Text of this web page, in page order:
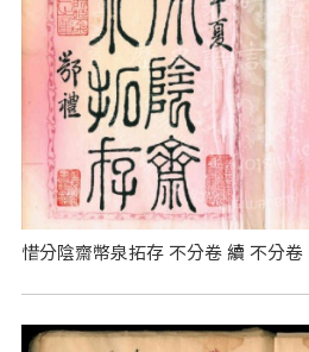
惜分陰齋幣泉拓存 不分卷 續 不分卷